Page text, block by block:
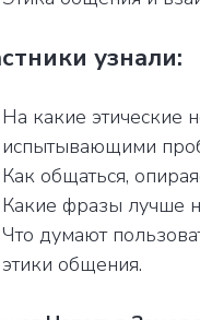
узнали:
На какие этические
испытывающими
Как общаться,
Какие фразы лучше
Что думают
этики общения.